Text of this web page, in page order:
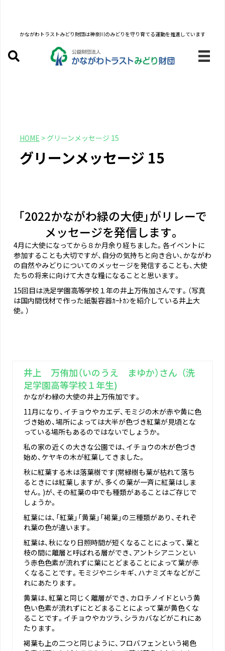
かながわトラストみどり財団は神奈川のみどりを守り育てる運動を推進しています
HOME > グリーンメッセージ 15
グリーンメッセージ 15
「2022かながわ緑の大使」がリレーで
メッセージを発信します。
4月に大使になってから８か月余り経ちました。各イベントに
参加することも大切ですが、自分の気持ちと向き合い、かながわ
の自然やみどりについてのメッセージを発信することも、大使
たちの将来に向けて大きな糧になることと思います。
15回目は洗足学園高等学校１年の井上万侑加さんです。（写真
は国内間伐材で作った紙製容器ｶｰﾄｶﾝを紹介している井上大
使。）
井上 万侑加（いのうえ まゆか）さん （洗
足学園高等学校１年生)
かながわ緑の大使の井上万侑加です。
11月になり、イチョウやカエデ、モミジの木が赤や黄に色
づき始め、場所によっては大半が色づき紅葉が見頃とな
っている場所もあるのではないでしょうか。
私の家の近くの大きな公園では、イチョウの木が色づき
始め、ケヤキの木が紅葉してきました。
秋に紅葉する木は落葉樹です(常緑樹も葉が枯れて落ち
るときには紅葉しますが、多くの葉が一斉に紅葉はしま
せん。)が、その紅葉の中でも種類があることはご存じで
しょうか。
紅葉には、「紅葉」「黄葉」「褐葉」の三種類があり、それぞ
れ葉の色が違います。
紅葉は、秋になり日照時間が短くなることによって、葉と
枝の間に離層と呼ばれる層ができ、アントシアニンとい
う赤色色素が流れずに葉にとどまることによって葉が赤
くなることです。モミジやニシキギ、ハナミズキなどがこ
れにあたります。
黄葉は、紅葉と同じく離層ができ、カロチノイドという黄
色い色素が流れずにとどまることによって葉が黄色くな
ることです。イチョウやカツラ、シラカバなどがこれにあ
たります。
褐葉も上の二つと同じように、フロバフェンという褐色